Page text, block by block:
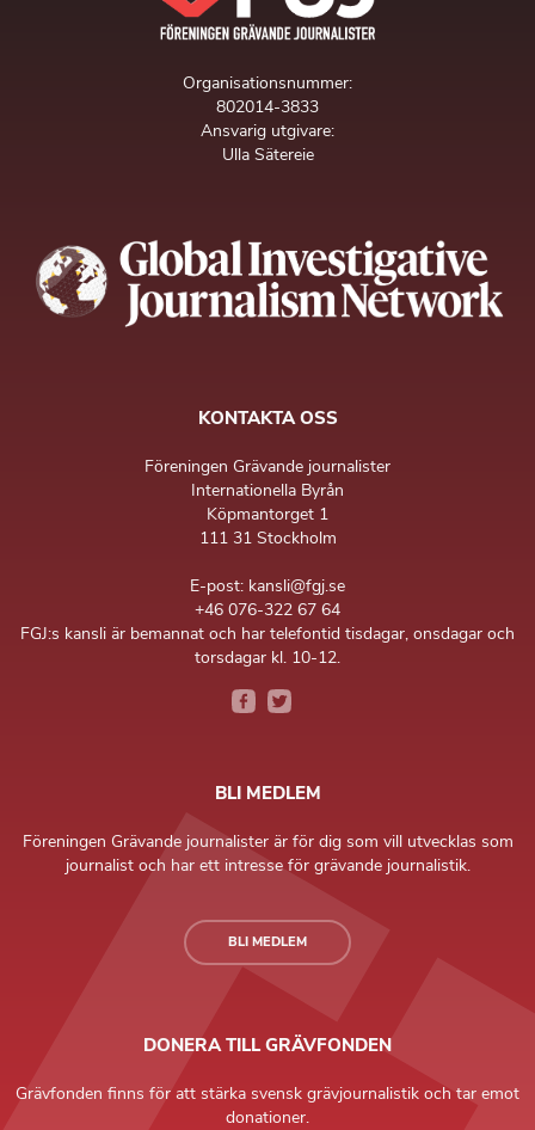
Organisationsnummer:
802014-3833
Ansvarig utgivare:
Ulla Sätereie
KONTAKTA OSS
Föreningen Grävande journalister
Internationella Byrån
Köpmantorget 1
111 31 Stockholm
E-post: kansli@fgj.se
+46 076-322 67 64
FGJ:s kansli är bemannat och har telefontid tisdagar, onsdagar och
torsdagar kl. 10-12.
BLI MEDLEM
Föreningen Grävande journalister är för dig som vill utvecklas som
journalist och har ett intresse för grävande journalistik.
BLI MEDLEM
DONERA TILL GRÄVFONDEN
Grävfonden finns för att stärka svensk grävjournalistik och tar emot
donationer.